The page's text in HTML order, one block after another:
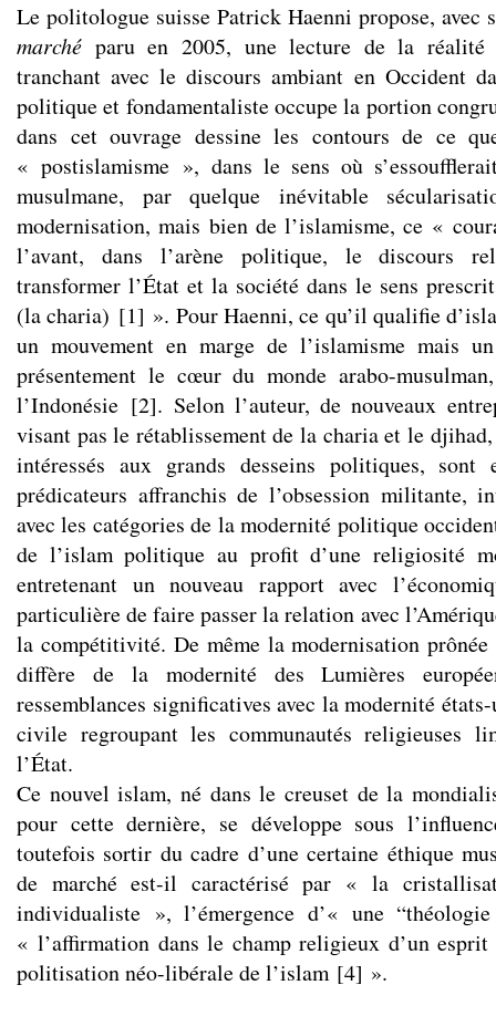
Le politologue suisse Patrick Haenni propose, avec
marché paru en 2005, une lecture de la réalité
tranchant avec le discours ambiant en Occident
politique et fondamentaliste occupe la portion
dans cet ouvrage dessine les contours de ce
« postislamisme », dans le sens où
musulmane, par quelque inévitable
modernisation, mais bien de l’islamisme, ce «
l’avant, dans l’arène politique, le discours
transformer l’État et la société dans le sens
(la charia) [1] ». Pour Haenni, ce qu’il qualifie
un mouvement en marge de l’islamisme mais
présentement le cœur du monde arabo-
l’Indonésie [2]. Selon l’auteur, de nouveaux
visant pas le rétablissement de la charia et le
intéressés aux grands desseins politiques,
prédicateurs affranchis de l’obsession militante,
avec les catégories de la modernité politique
de l’islam politique au profit d’une religiosité
entretenant un nouveau rapport avec
particulière de faire passer la relation avec
la compétitivité. De même la modernisation
diffère de la modernité des Lumières
ressemblances significatives avec la modernité
civile regroupant les communautés religieuses
l’État.
Ce nouvel islam, né dans le creuset de la
pour cette dernière, se développe sous
toutefois sortir du cadre d’une certaine éthique
de marché est-il caractérisé par « la
individualiste », l’émergence d’« une
« l’affirmation dans le champ religieux d’un
politisation néo-libérale de l’islam[4] ».